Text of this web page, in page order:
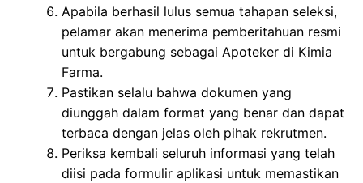
Apabila berhasil lulus semua tahapan seleksi,
pelamar akan menerima pemberitahuan resmi
untuk bergabung sebagai Apoteker di Kimia
Farma.
Pastikan selalu bahwa dokumen yang
diunggah dalam format yang benar dan dapat
terbaca dengan jelas oleh pihak rekrutmen.
Periksa kembali seluruh informasi yang telah
diisi pada formulir aplikasi untuk memastikan